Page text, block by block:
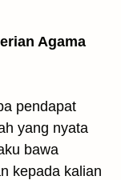
Agama
pendapat
yang nyata
bawa
kepada kalian